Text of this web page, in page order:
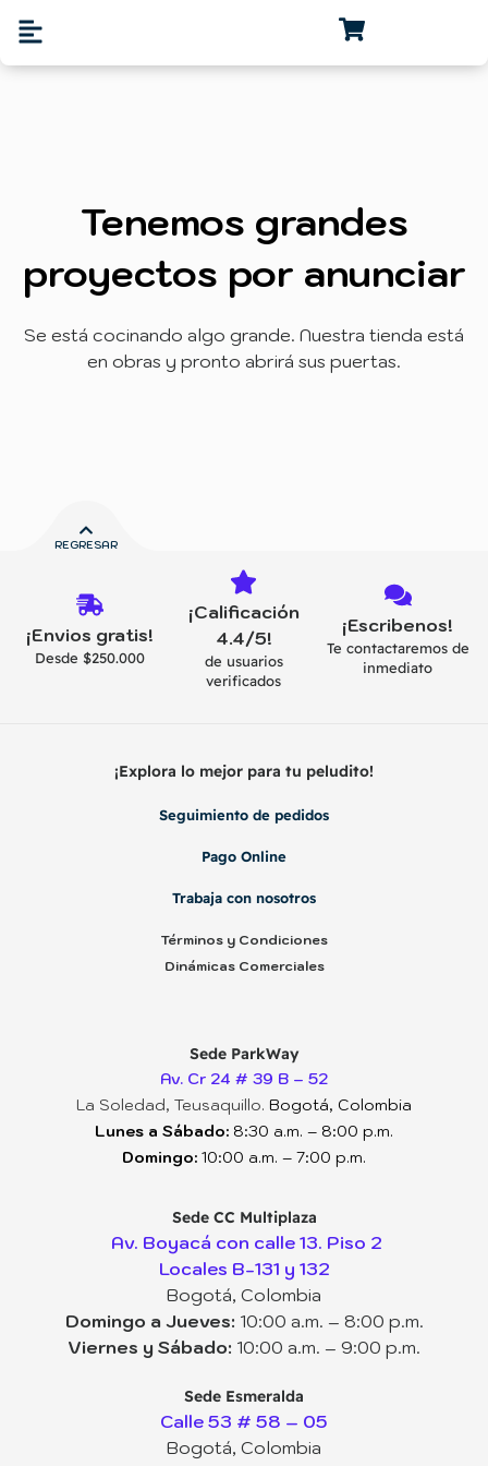
Tenemos grandes
proyectos por anunciar
Se está cocinando algo grande. Nuestra tienda está
en obras y pronto abrirá sus puertas.
REGRESAR
¡Envios gratis!
Desde $250.000
¡Calificación
4.4/5!
de usuarios
verificados
¡Escribenos!
Te contactaremos de
inmediato
¡Explora lo mejor para tu peludito!
Seguimiento de pedidos
Pago Online
Trabaja con nosotros
Términos y Condiciones
Dinámicas Comerciales
Sede ParkWay
Av. Cr 24 # 39 B – 52
La Soledad, Teusaquillo. Bogotá, Colombia
Lunes a Sábado: 8:30 a.m. – 8:00 p.m.
Domingo: 10:00 a.m. – 7:00 p.m.
Sede CC Multiplaza
Av. Boyacá con calle 13. Piso 2
Locales B-131 y 132
Bogotá, Colombia
Domingo a Jueves: 10:00 a.m. – 8:00 p.m.
Viernes y Sábado: 10:00 a.m. – 9:00 p.m.
Sede Esmeralda
Calle 53 # 58 – 05
Bogotá, Colombia